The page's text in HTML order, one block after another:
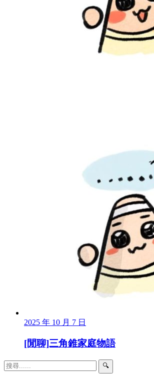
2025 年 10 月 7 日
[閒聊]三角錐家庭物語
🔍